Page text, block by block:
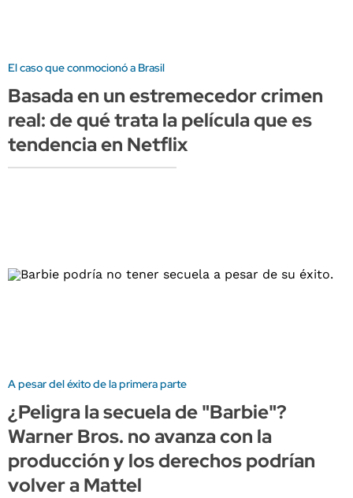
El caso que conmocionó a Brasil
Basada en un estremecedor crimen
real: de qué trata la película que es
tendencia en Netflix
A pesar del éxito de la primera parte
¿Peligra la secuela de "Barbie"?
Warner Bros. no avanza con la
producción y los derechos podrían
volver a Mattel